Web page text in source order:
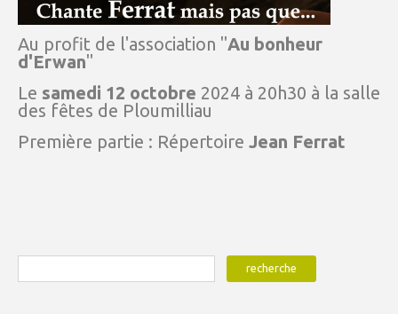
Au profit de l'association "Au bonheur
d'Erwan"
Le samedi 12 octobre 2024 à 20h30 à la salle
des fêtes de Ploumilliau
Première partie : Répertoire Jean Ferrat